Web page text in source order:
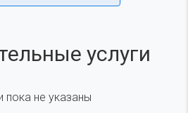
услуги
пока не указаны